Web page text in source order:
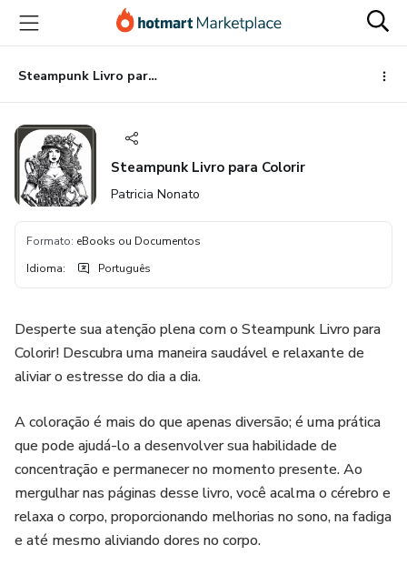
para
conteúdo
principal
para
pagamento
para
rodapé
Steampunk Livro para Colorir
Steampunk Livro para Colorir
Patricia Nonato
Formato: eBooks ou Documentos
Idioma: Português
Desperte sua atenção plena com o Steampunk Livro para
Colorir! Descubra uma maneira saudável e relaxante de
aliviar o estresse do dia a dia.
A coloração é mais do que apenas diversão; é uma prática
que pode ajudá-lo a desenvolver sua habilidade de
concentração e permanecer no momento presente. Ao
mergulhar nas páginas desse livro, você acalma o cérebro e
relaxa o corpo, proporcionando melhorias no sono, na fadiga
e até mesmo aliviando dores no corpo.